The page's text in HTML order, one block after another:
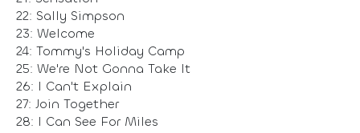
22: Sally Simpson
23: Welcome
24: Tommy's Holiday Camp
25: We're Not Gonna Take It
26: I Can't Explain
27: Join Together
28: I Can See For Miles